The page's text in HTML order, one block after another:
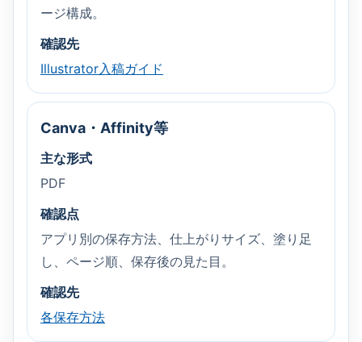
ージ構成。
確認先
Illustrator入稿ガイド
Canva・Affinity等
主な形式
PDF
確認点
アプリ別の保存方法、仕上がりサイズ、塗り足
し、ページ順、保存後の見た目。
確認先
各保存方法